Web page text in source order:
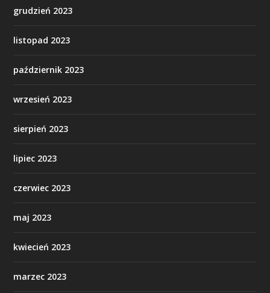
grudzień 2023
listopad 2023
październik 2023
wrzesień 2023
sierpień 2023
lipiec 2023
czerwiec 2023
maj 2023
kwiecień 2023
marzec 2023